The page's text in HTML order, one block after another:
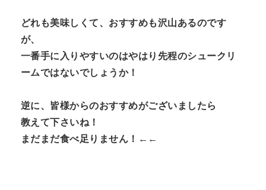
どれも美味しくて、おすすめも沢山あるのです
が、
一番手に入りやすいのはやはり先程のシュークリ
ームではないでしょうか！
逆に、皆様からのおすすめがございましたら
教えて下さいね！
まだまだ食べ足りません！←←